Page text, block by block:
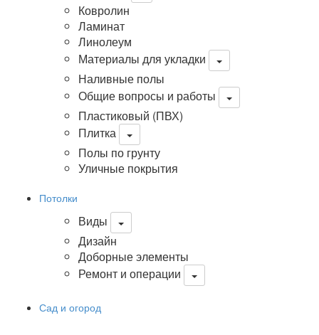
Ковролин
Ламинат
Линолеум
Материалы для укладки
Наливные полы
Общие вопросы и работы
Пластиковый (ПВХ)
Плитка
Полы по грунту
Уличные покрытия
Потолки
Виды
Дизайн
Доборные элементы
Ремонт и операции
Сад и огород